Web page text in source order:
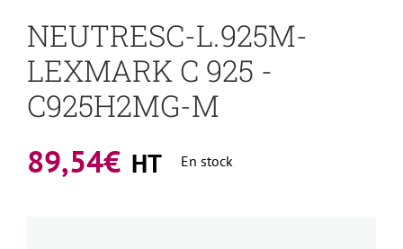
NEUTRESC-L.925M-
LEXMARK C 925 -
C925H2MG-M
89,54€ HT En stock